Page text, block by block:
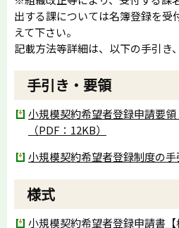
出する課については名簿登録を受
えて下さい。
記載方法等詳細は、以下の手引き
手引き・要領
小規模契約希望者登録申請要領
（PDF：12KB）
小規模契約希望者登録制度の手
様式
小規模契約希望者登録申請書【